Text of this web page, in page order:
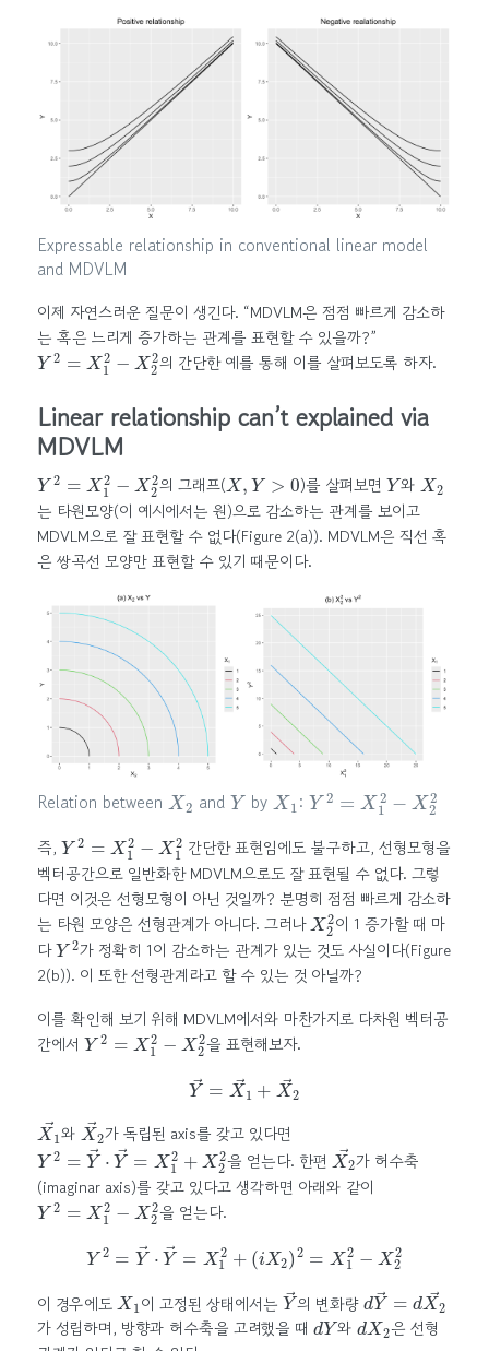
Expressable relationship in conventional linear model
and MDVLM
이제 자연스러운 질문이 생긴다. “MDVLM은 점점 빠르게 감소하
는 혹은 느리게 증가하는 관계를 표현할 수 있을까?”
Y2=X12−X2 2
의 간단한 예를 통해 이를 살펴보도록 하자.
Linear relationship can’t explained via
MDVLM
2= −
의 그래프( )를 살펴보면 와
는 타원모양(이 예시에서는 원)으로 감소하는 관계를 보이고
MDVLM으로 잘 표현할 수 없다(Figure 2(a)). MDVLM은 직선 혹
은 쌍곡선 모양만 표현할 수 있기 때문이다.
Relation between and by : 2= −
즉,
2= −
간단한 표현임에도 불구하고, 선형모형을
벡터공간으로 일반화한 MDVLM으로도 잘 표현될 수 없다. 그렇
다면 이것은 선형모형이 아닌 것일까? 분명히 점점 빠르게 감소하
는 타원 모양은 선형관계가 아니다. 그러나
X 22
이 1 증가할 때 마
다
Y2
가 정확히 1이 감소하는 관계가 있는 것도 사실이다(Figure
2(b)). 이 또한 선형관계라고 할 수 있는 것 아닐까?
이를 확인해 보기 위해 MDVLM에서와 마찬가지로 다차원 벡터공
간에서
Y2= X1 2 −X2 2
을 표현해보자.
Y→ 1→ X2
X1
와
X2 →
가 독립된 axis를 갖고 있다면
Y2= Y→⋅Y→ = X1 2+X2 2
을 얻는다. 한편
X2
가 허수축
(imaginar axis)를 갖고 있다고 생각하면 아래와 같이
Y2=X12 −X22
을 얻는다.
Y Y→ ⋅Y =X1 (iX2 ) 2 12− 22
이 경우에도 이 고정된 상태에서는
Y→
의 변화량
Y X2
가 성립하며, 방향과 허수축을 고려했을 때
dY
와
dX2
은 선형